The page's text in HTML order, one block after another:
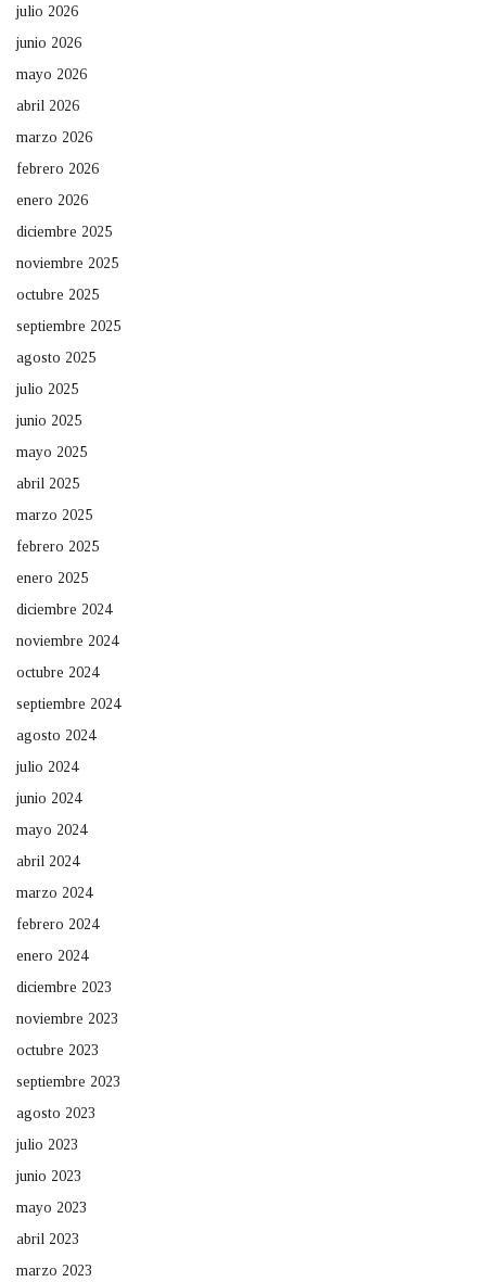
julio 2026
junio 2026
mayo 2026
abril 2026
marzo 2026
febrero 2026
enero 2026
diciembre 2025
noviembre 2025
octubre 2025
septiembre 2025
agosto 2025
julio 2025
junio 2025
mayo 2025
abril 2025
marzo 2025
febrero 2025
enero 2025
diciembre 2024
noviembre 2024
octubre 2024
septiembre 2024
agosto 2024
julio 2024
junio 2024
mayo 2024
abril 2024
marzo 2024
febrero 2024
enero 2024
diciembre 2023
noviembre 2023
octubre 2023
septiembre 2023
agosto 2023
julio 2023
junio 2023
mayo 2023
abril 2023
marzo 2023